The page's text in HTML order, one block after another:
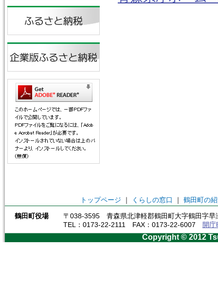
トップページ ｜ くらしの窓口 ｜ 鶴田町の
鶴田町役場
〒038-3595 青森県北津軽郡鶴田町大字鶴田字早
TEL：0173-22-2111 FAX：0173-22-6007
開
Copyright © 2012